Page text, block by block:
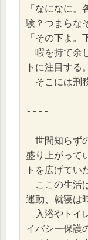
「なになに
験？つまらな
「その下よ。
暇を持て余
トに注目する。
そこには刑
----
世間知らず
盛り上がって
トを広げてい
ここの生活
運動、就寝は
入浴やトイ
イバシー保護